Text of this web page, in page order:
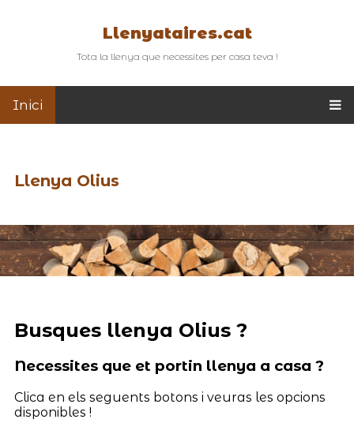
Llenyataires.cat
Tota la llenya que necessites per casa teva !
Inici
Llenya Olius
Busques llenya Olius ?
Necessites que et portin llenya a casa ?
Clica en els seguents botons i veuras les opcions
disponibles !